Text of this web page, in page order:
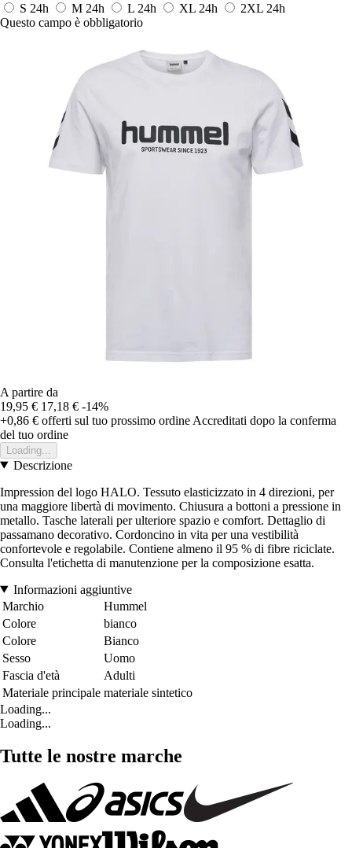
S 24h M 24h L 24h XL 24h 2XL 24h
Questo campo è obbligatorio
A partire da
19,95 € 17,18 € -14%
+0,86 € offerti sul tuo prossimo ordine Accreditati dopo la conferma
del tuo ordine
Loading...
Descrizione
Impression del logo HALO. Tessuto elasticizzato in 4 direzioni, per
una maggiore libertà di movimento. Chiusura a bottoni a pressione in
metallo. Tasche laterali per ulteriore spazio e comfort. Dettaglio di
passamano decorativo. Cordoncino in vita per una vestibilità
confortevole e regolabile. Contiene almeno il 95 % di fibre riciclate.
Consulta l'etichetta di manutenzione per la composizione esatta.
Informazioni aggiuntive
Marchio
Hummel
Colore
bianco
Colore
Bianco
Sesso
Uomo
Fascia d'età
Adulti
Materiale principale materiale sintetico
Loading...
Loading...
Tutte le nostre marche